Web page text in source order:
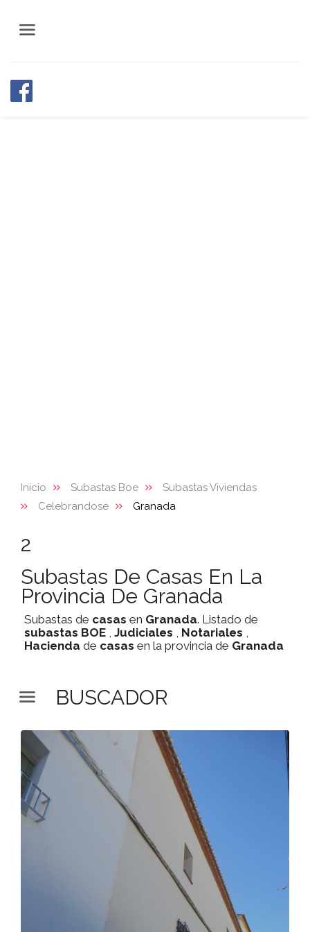
Inicio Subastas Boe
Subastas Viviendas
Celebrandose
Granada
2
Subastas De Casas En La
Provincia De Granada
Subastas de casas en Granada. Listado de
subastas BOE , Judiciales , Notariales ,
Hacienda de casas en la provincia de Granada
BUSCADOR